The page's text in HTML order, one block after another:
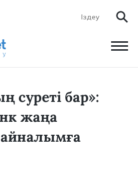
суреті бар»:
жаңа